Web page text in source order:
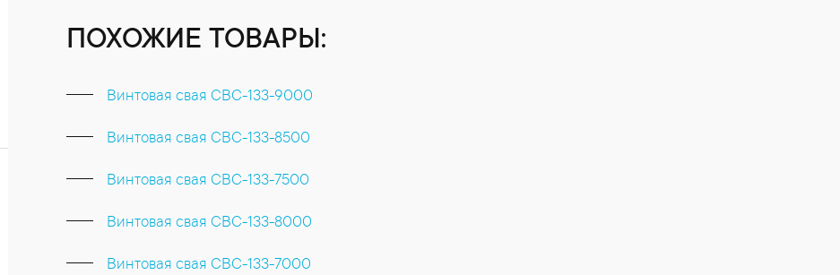
ПОХОЖИЕ ТОВАРЫ:
Винтовая свая СВС-133-9000
Винтовая свая СВС-133-8500
Винтовая свая СВС-133-7500
Винтовая свая СВС-133-8000
Винтовая свая СВС-133-7000